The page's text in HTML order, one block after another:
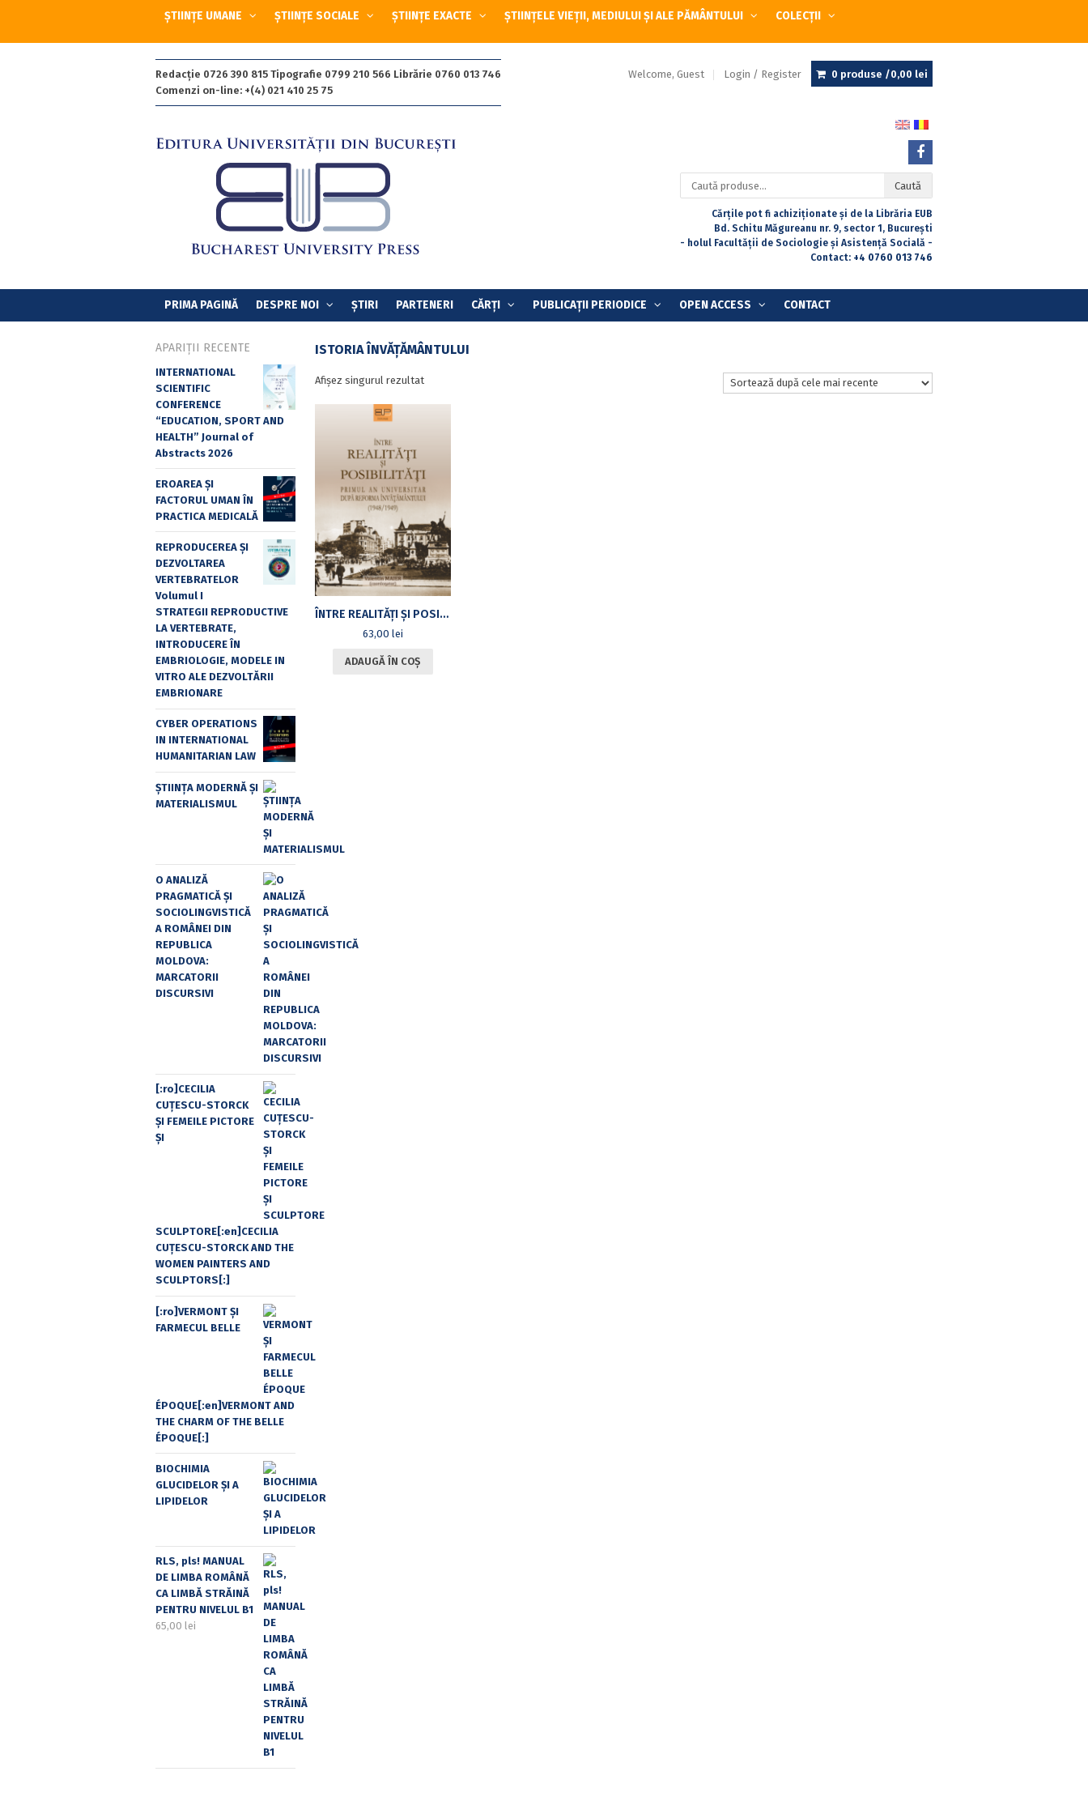
ȘTIINȚE UMANE ȘTIINȚE SOCIALE ȘTIINȚE EXACTE ȘTIINȚELE VIEȚII, MEDIULUI ȘI ALE PĂMÂNTULUI COLECȚII
Redacție 0726 390 815 Tipografie 0799 210 566 Librărie 0760 013 746
Comenzi on-line: +(4) 021 410 25 75
Welcome, Guest Login / Register 0 produse /0,00 lei
Caută
după:
Caută
Cărțile pot fi achiziționate și de la Librăria EUB
Bd. Schitu Măgureanu nr. 9, sector 1, București
- holul Facultății de Sociologie și Asistență Socială -
Contact: +4 0760 013 746
PRIMA PAGINĂ DESPRE NOI ȘTIRI PARTENERI CĂRȚI PUBLICAȚII PERIODICE OPEN ACCESS CONTACT
ISTORIA ÎNVĂȚĂMÂNTULUI
Afișez singurul rezultat
ÎNTRE REALITĂȚI ȘI POSIBILITĂȚI. PRIMUL AN UNIVERSITAR DUPĂ REFORMA ÎNVĂȚĂMÂNTULUI (1948/1949)
63,00 lei
ADAUGĂ ÎN COȘ
APARIȚII RECENTE
INTERNATIONAL
SCIENTIFIC
CONFERENCE
“EDUCATION, SPORT AND
HEALTH” Journal of
Abstracts 2026
EROAREA ȘI
FACTORUL UMAN ÎN
PRACTICA MEDICALĂ
REPRODUCEREA ȘI
DEZVOLTAREA
VERTEBRATELOR
Volumul I
STRATEGII REPRODUCTIVE
LA VERTEBRATE,
INTRODUCERE ÎN
EMBRIOLOGIE, MODELE IN
VITRO ALE DEZVOLTĂRII
EMBRIONARE
CYBER OPERATIONS
IN INTERNATIONAL
HUMANITARIAN LAW
ȘTIINȚA MODERNĂ ȘI
MATERIALISMUL
O ANALIZĂ
PRAGMATICĂ ȘI
SOCIOLINGVISTICĂ
A ROMÂNEI DIN
REPUBLICA
MOLDOVA:
MARCATORII
DISCURSIVI
[:ro]CECILIA
CUŢESCU-STORCK
ŞI FEMEILE PICTORE
ŞI
SCULPTORE[:en]CECILIA
CUŢESCU-STORCK AND THE
WOMEN PAINTERS AND
SCULPTORS[:]
[:ro]VERMONT ȘI
FARMECUL BELLE
ÉPOQUE[:en]VERMONT AND
THE CHARM OF THE BELLE
ÉPOQUE[:]
BIOCHIMIA
GLUCIDELOR ȘI A
LIPIDELOR
RLS, pls! MANUAL
DE LIMBA ROMÂNĂ
CA LIMBĂ STRĂINĂ
PENTRU NIVELUL B1
65,00 lei